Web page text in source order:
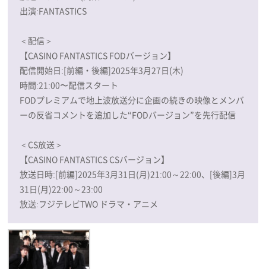
出演:FANTASTICS
＜配信＞
【CASINO FANTASTICS FODバージョン】
配信開始日:[前編・後編]2025年3月27日(木)
時間:21:00〜配信スタート
FODプレミアムで地上波放送分に企画の続きの映像とメンバ
ーの反省コメントを追加した“FODバージョン”を先行配信
＜CS放送＞
【CASINO FANTASTICS CSバージョン】
放送日時:[前編]2025年3月31日(月)21:00～22:00、[後編]3月
31日(月)22:00～23:00
放送:フジテレビTWO ドラマ・アニメ